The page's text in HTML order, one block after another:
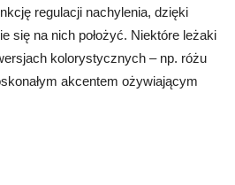
regulacji nachylenia, dzięki
się na nich położyć. Niektóre leżaki
kolorystycznych – np. różu
akcentem ożywiającym